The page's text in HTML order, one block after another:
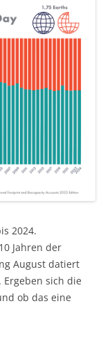
2024.
Jahren der
August datiert
sich die
ob das eine